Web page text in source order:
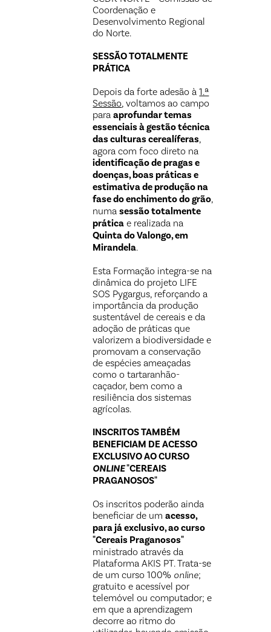
Coordenação e
Desenvolvimento Regional
do Norte.
SESSÃO TOTALMENTE
PRÁTICA
Depois da forte adesão à1.ª
Sessão, voltamos ao campo
paraaprofundar temas
essenciais à gestão técnica
das culturas cerealíferas,
agora com foco direto na
identificação de pragas e
doenças, boas práticas e
estimativa de produção na
fase do enchimento do grão,
numasessão totalmente
prática e realizada na
Quinta do Valongo, em
Mirandela.
Esta Formação integra-se na
dinâmica do projeto LIFE
SOS Pygargus, reforçando a
importância da produção
sustentável de cereais e da
adoção de práticas que
valorizem a biodiversidade e
promovam a conservação
de espécies ameaçadas
como o tartaranhão-
caçador, bem como a
resiliência dos sistemas
agrícolas.
INSCRITOS TAMBÉM
BENEFICIAM DE ACESSO
EXCLUSIVO AO CURSO
ONLINE"CEREAIS
PRAGANOSOS"
Os inscritos poderão ainda
beneficiar de umacesso,
para já exclusivo, ao curso
"Cereais Praganosos"
ministrado através da
Plataforma AKIS PT. Trata-se
de um curso 100% online;
gratuito e acessível por
telemóvel ou computador; e
em que a aprendizagem
decorre ao ritmo do